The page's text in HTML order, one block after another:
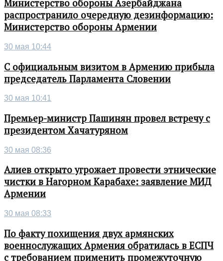
Министерство обороны Азербайджана
распространило очередную дезинформацию:
Министерство обороны Армении
30 мая 10:44
С официальным визитом в Армению прибыла
председатель Парламента Словении
30 мая 10:41
Премьер-министр Пашинян провел встречу с
президентом Хачатуряном
30 мая 08:36
Алиев открыто угрожает провести этнические
чистки в Нагорном Карабахе: заявление МИД
Армении
30 мая 08:33
По факту похищения двух армянских
военнослужащих Армения обратилась в ЕСПЧ
с требованием применить промежуточную